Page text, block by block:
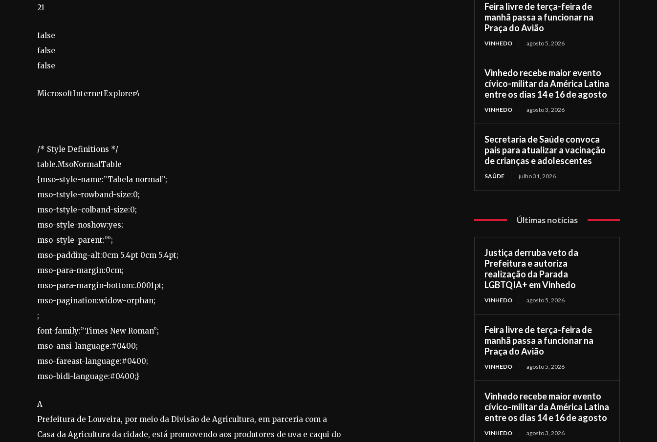
21
false
false
false
MicrosoftInternetExplorer4
/* Style Definitions */
table.MsoNormalTable
{mso-style-name:”Tabela normal”;
mso-tstyle-rowband-size:0;
mso-tstyle-colband-size:0;
mso-style-noshow:yes;
mso-style-parent:””;
mso-padding-alt:0cm 5.4pt 0cm 5.4pt;
mso-para-margin:0cm;
mso-para-margin-bottom:.0001pt;
mso-pagination:widow-orphan;
;
font-family:”Times New Roman”;
mso-ansi-language:#0400;
mso-fareast-language:#0400;
mso-bidi-language:#0400;}
A
Prefeitura de Louveira, por meio da Divisão de Agricultura, em parceria com a
Casa da Agricultura da cidade, está promovendo aos produtores de uva e caqui do
Feira livre de terça-feira de
manhã passa a funcionar na
Praça do Avião
VINHEDO agosto 5, 2026
Vinhedo recebe maior evento
cívico-militar da América Latina
entre os dias 14 e 16 de agosto
VINHEDO agosto 3, 2026
Secretaria de Saúde convoca
pais para atualizar a vacinação
de crianças e adolescentes
SAÚDE julho 31, 2026
Últimas notícias
Justiça derruba veto da
Prefeitura e autoriza
realização da Parada
LGBTQIA+ em Vinhedo
VINHEDO agosto 5, 2026
Feira livre de terça-feira de
manhã passa a funcionar na
Praça do Avião
VINHEDO agosto 5, 2026
Vinhedo recebe maior evento
cívico-militar da América Latina
entre os dias 14 e 16 de agosto
VINHEDO agosto 3, 2026